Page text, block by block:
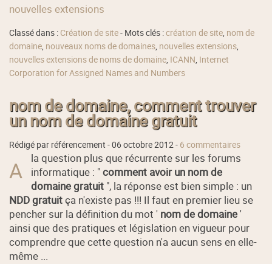
nouvelles extensions
Classé dans : Création de site- Mots clés :création de site, nom de
domaine, nouveaux noms de domaines, nouvelles extensions,
nouvelles extensions de noms de domaine, ICANN, Internet
Corporation for Assigned Names and Numbers
nom de domaine, comment trouver
un nom de domaine gratuit
Rédigé par référencement -06 octobre 2012- 6 commentaires
A
la question plus que récurrente sur les forums
informatique : "comment avoir un nom de
domaine gratuit ", la réponse est bien simple : un
NDD gratuitça n'existe pas !!! Il faut en premier lieu se
pencher sur la définition du mot ' nom de domaine'
ainsi que des pratiques et législation en vigueur pour
comprendre que cette question n'a aucun sens en elle-
même ...